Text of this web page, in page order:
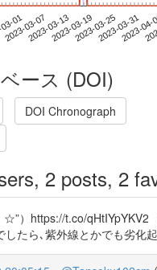
01
2023-03-072023-03-132023-03-192023-03-252023-03-31
2023-
ース (DOI)
DOI Chronograph
2 posts, 2
）https://t.co/qHtIYpYKV2
たら､紫外線とかでも劣化